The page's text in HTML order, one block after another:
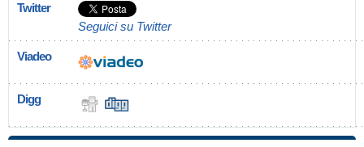
Twitter
Seguici su Twitter
Viadeo
Digg